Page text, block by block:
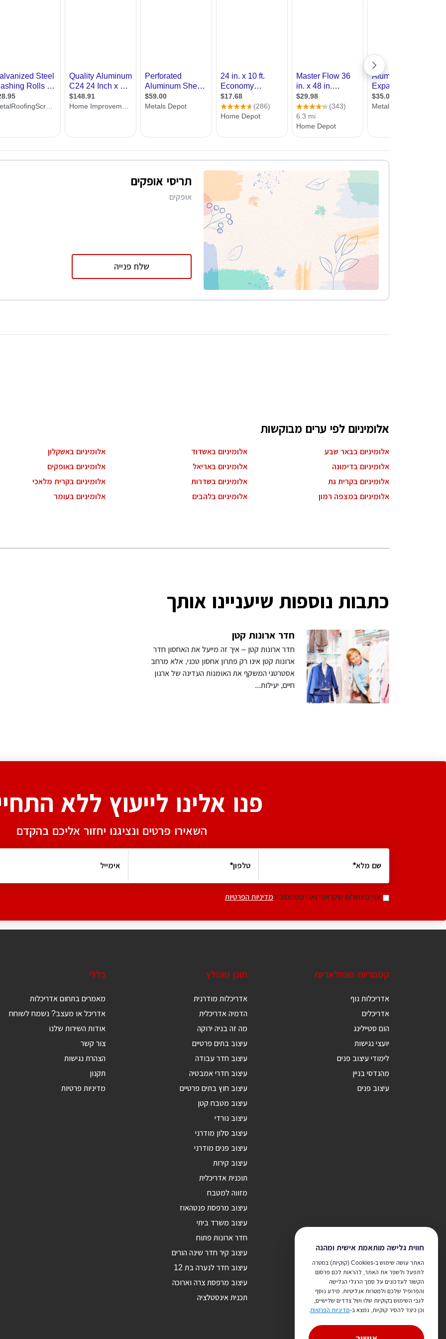
עיצוב דירת קבלן
עיצוב חנויות
תריסי אופקים
אופקים
שלח פנייה
אלומיניום לפי ערים מבוקשות
אלומיניום בבאר שבע אלומיניום באשדוד
אלומיניום באשקלון
אלומיניום בדימונה
אלומיניום באריאל
אלומיניום באופקים
אלומיניום בקרית גת
אלומיניום בשדרות
אלומיניום בקרית מלאכי
אלומיניום במצפה רמון
אלומיניום בלהבים אלומיניום בעומר
כתבות נוספות שיעניינו אותך
חדר ארונות קטן
חדר ארונות קטן – איך זה מייעל את האחסון חדר
ארונות קטן אינו רק פתרון אחסון טכני, אלא מרחב
אסטרטגי המשקף את האומנות העדינה של ארגון
חיים, יעילות...
פנו אלינו לייעוץ ללא
השאירו פרטים ונציגנו יחזור אליכם בהקדם
אני מאשר/ת שקראתי ואני מסכים/ה למדיניות הפרטיות
חווית גלישה מותאמת אישית ומהנה
האתר עושה שימוש ב-Cookies (קוקיות) במטרה
לתפעל ולשפר את האתר, להראות לכם פרסום
הקשור לעדכונים על סמך הרגלי הגלישה
והפרופיל שלכם ולמטרות אנליטיות. מידע נוסף
לגבי השימוש בקוקיות שלו ושל צדדים שלישיים,
וכן כיצד להסיר קוקיות, נמצא ב-מדיניות הפרטיות.
קטגוריות פופולאריות
אדריכלות נוף
אדריכלים
הום סטיילינג
יועצי נגישות
לימודי עיצוב פנים
מהנדסי בניין
עיצוב פנים
תוכן מומלץ
אדריכלות מודרנית
הדמיה אדריכלית
מה זה בניה ירוקה
עיצוב בתים פרטיים
עיצוב חדר עבודה
עיצוב חדרי אמבטיה
עיצוב חוץ בתים פרטיים
עיצוב מטבח קטן
עיצוב נורדי
עיצוב סלון מודרני
עיצוב פנים מודרני
עיצוב קירות
תוכנית אדריכלית
מזווה למטבח
עיצוב מרפסת פנטהאוז
עיצוב משרד ביתי
חדר ארונות פתוח
עיצוב קיר חדר שינה הורים
עיצוב חדר לנערה בת 12
עיצוב מרפסת צרה וארוכה
תכנית אינסטלציה
כללי
מאמרים בתחום אדריכלות
אדריכל או מעצב? נשמח לשוחח
אודות השירות שלנו
צור קשר
הצהרת נגישות
תקנון
מדיניות פרטיות